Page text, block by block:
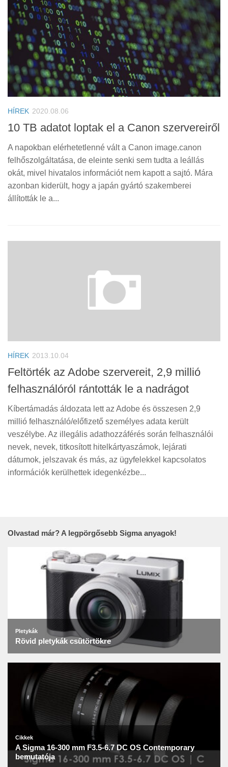
HÍREK 2020.08.06
10 TB adatot loptak el a Canon szervereiről
A napokban elérhetetlenné vált a Canon image.canon
felhőszolgáltatása, de eleinte senki sem tudta a leállás
okát, mivel hivatalos információt nem kapott a sajtó. Mára
azonban kiderült, hogy a japán gyártó szakemberei
állították le a...
HÍREK 2013.10.04
Feltörték az Adobe szervereit, 2,9 millió
felhasználóról rántották le a nadrágot
Kíbertámadás áldozata lett az Adobe és összesen 2,9
millió felhasználó/előfizető személyes adata került
veszélybe. Az illegális adathozzáférés során felhasználói
nevek, nevek, titkosított hitelkártyaszámok, lejárati
dátumok, jelszavak és más, az ügyfelekkel kapcsolatos
információk kerülhettek idegenkézbe...
Olvastad már? A legpörgősebb Sigma anyagok!